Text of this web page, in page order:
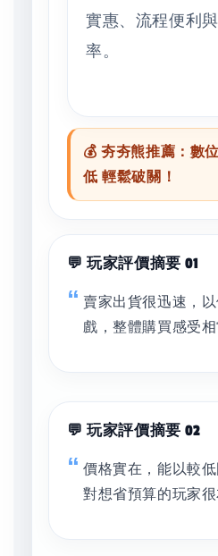
實惠、流程便利
率。
💰 夯夯熊推薦：數
低 輕鬆破關！
💬 玩家評價摘要 01
賣家出貨很迅速，
戲，整體購買感受相
💬 玩家評價摘要 02
價格實在，能以較低
對想省預算的玩家很